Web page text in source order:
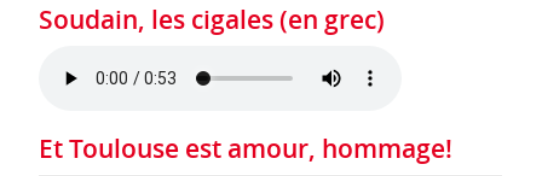
Soudain, les cigales (en grec)
Et Toulouse est amour, hommage!